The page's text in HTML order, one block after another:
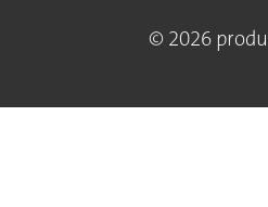
© 2026